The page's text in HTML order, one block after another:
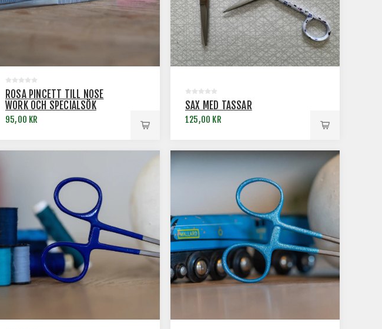
ROSA PINCETT TILL NOSE
WORK OCH SPECIALSÖK
95,00 KR
SAX MED TASSAR
125,00 KR